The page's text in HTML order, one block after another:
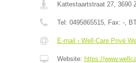
Kattestaartstraat 27, 3690
Tel: 0495865515, Fax: -,
E-mail › Well-Care Privé
Website: https://